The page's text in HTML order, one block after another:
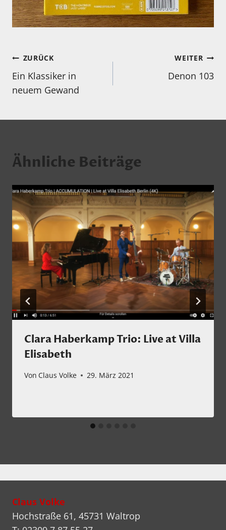
Beitragsnavigation
ZURÜCK
Ein Klassiker in
neuem Gewand
WEITER
Denon 103
Ähnliche Beiträge
Clara Haberkamp Trio: Live at Villa
Elisabeth
Von Claus Volke 29. März 2021
Claus Volke
Hochstraße 61, 45731 Waltrop